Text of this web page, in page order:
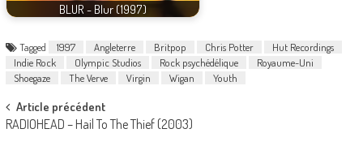
BLUR - Blur (1997)
Tagged 1997 Angleterre Britpop Chris Potter
Hut Recordings
Indie Rock
Olympic Studios Rock psychédélique
Royaume-Uni
Shoegaze
The Verve Virgin Wigan Youth
Post
navigation
Article précédent
RADIOHEAD – Hail To The Thief (2003)